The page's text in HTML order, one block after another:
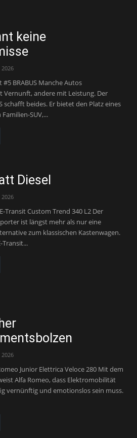
keine
2026
#5 BRABUS Manche Autos
Vernunft, andere mit Leistung. Der
schafft beides. Er bietet den Platz eines
SUV,...
Diesel
2026
Transit Custom Trend 340 L2 Der
ist längst mehr als nur eine
zum klassischen Kastenwagen.
Transit...
2026
Junior Elettrica Veloce 280 Mit dem
Alfa Romeo, dass Elektromobilität
vernünftig und emotionslos sein muss.